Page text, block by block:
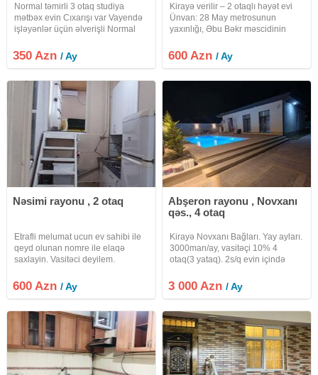
Normal təmirli 3 otaq studiya
mətbəx evin Cıxarışı var Vayendə
işləyənlər üçün əlverişli Normal
vaxt baxmaq olar ciraq əmlak
kanalına abunə olun bütün
350 Azn/ Ay
Kirayə verilir – 2 otaqlı həyət evi
Ünvan: 28 May metrosunun
yaxınlığı, Əbu Bəkr məscidinin
və bütün zəruri əşyalarla təmin
olunmuş 2 otaqlı həyət evi
600 Azn/ Ay
Nəsimi rayonu , 2 otaq
Etrafli melumat ucun ev sahibi ile
qeyd olunan nomre ile elaqə
saxlayin. Vasitəci deyilem.
600 Azn/ Ay
Abşeron rayonu , Novxanı
qəs., 4 otaq
Kirayə Novxanı Bağları. Yay ayları.
3000man/ay, vasitəçi 10% 4
otaq(3 yataq). 2s/q evin içində
hovuz, dənizə 1km məsafə. Murad
market, aşağı bağlar. - Сдается
3 000 Azn/ Ay